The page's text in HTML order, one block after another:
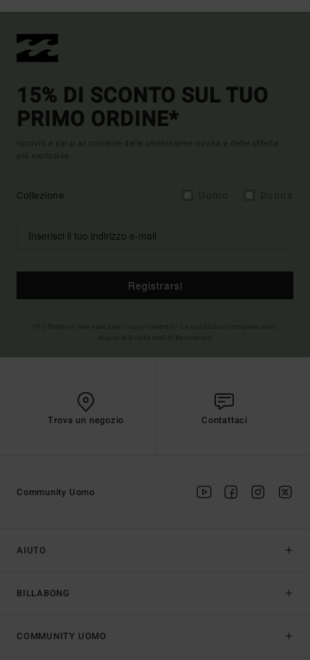
15% DI SCONTO SUL TUO
PRIMO ORDINE*
Iscriviti e sarai al corrente delle ultimissime novità e delle offerte
più esclusive.
Collezione
Registrarsi
Trova un negozio Contattaci
AIUTO
BILLABONG
Community Uomo
COMMUNITY UOMO